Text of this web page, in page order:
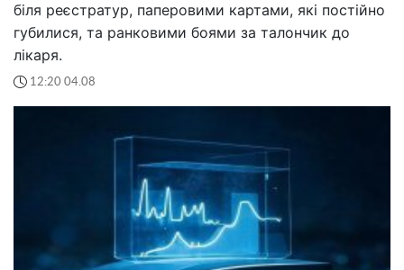
біля реєстратур, паперовими картами, які постійно
губилися, та ранковими боями за талончик до
лікаря.
12:20 04.08